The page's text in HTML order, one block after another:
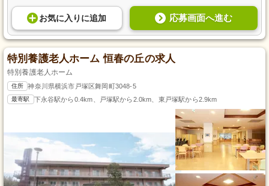
お気に入り に追加 応募画面へ進む
特別養護老人ホーム 恒春の丘の求人
特別養護老人ホーム
住所 神奈川県横浜市戸塚区舞岡町3048-5
最寄駅 下永谷駅から0.4km、戸塚駅から2.0km、東戸塚駅から2.9km